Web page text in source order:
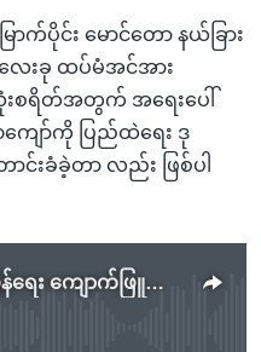
က်ပိုင်း မောင်တော နယ်ခြား
ေးခု ထပ်မံအင်အား
စရိတ်အတွက် အရေးပေါ်
ျော်ကို ပြည်ထဲရေး ဒု
င်းခံခဲ့တာ လည်း ဖြစ်ပါ
နယ်ခံမွတ်ဆလင်များ နေရပ်ပြန်ရေး ကျောက်ဖြူဒေသခံတွေ ကန့်ကွက်
available